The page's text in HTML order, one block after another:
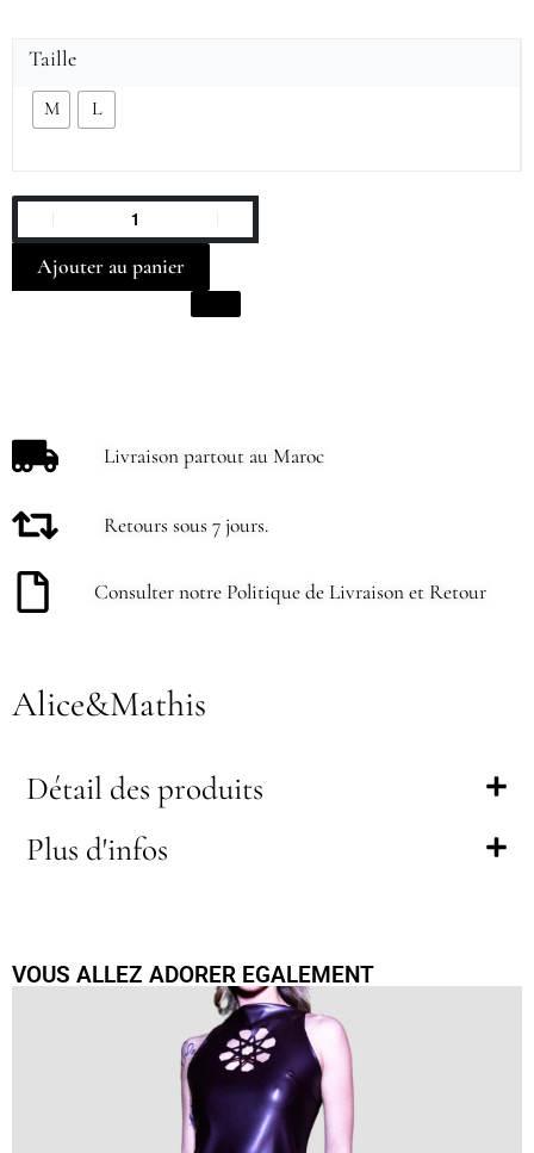
Livraison partout au Maroc
Retours sous 7 jours.
Consulter notre Politique de Livraison et Retour
Taille
M L
Ajouter au panier
Alice&Mathis
Détail des produits
Plus d'infos
VOUS ALLEZ ADORER EGALEMENT